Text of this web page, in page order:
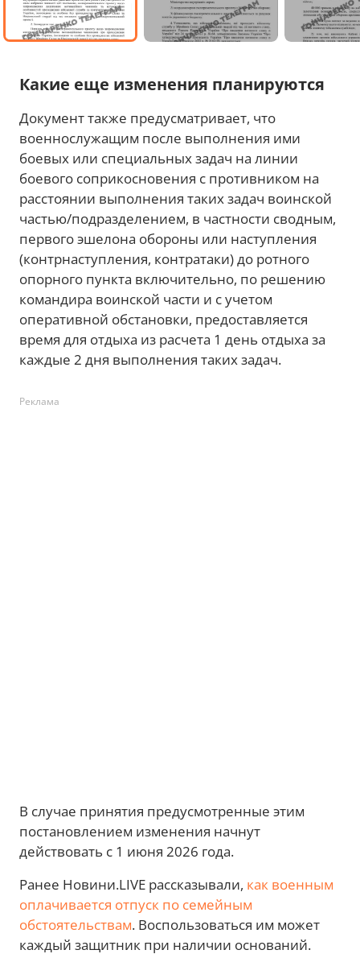
Какие еще изменения планируются
Документ также предусматривает, что
военнослужащим после выполнения ими
боевых или специальных задач на линии
боевого соприкосновения с противником на
расстоянии выполнения таких задач воинской
частью/подразделением, в частности сводным,
первого эшелона обороны или наступления
(контрнаступления, контратаки) до ротного
опорного пункта включительно, по решению
командира воинской части и с учетом
оперативной обстановки, предоставляется
время для отдыха из расчета 1 день отдыха за
каждые 2 дня выполнения таких задач.
Реклама
В случае принятия предусмотренные этим
постановлением изменения начнут
действовать с 1 июня 2026 года.
Ранее Новини.LIVE рассказывали, как военным
оплачивается отпуск по семейным
обстоятельствам. Воспользоваться им может
каждый защитник при наличии оснований.